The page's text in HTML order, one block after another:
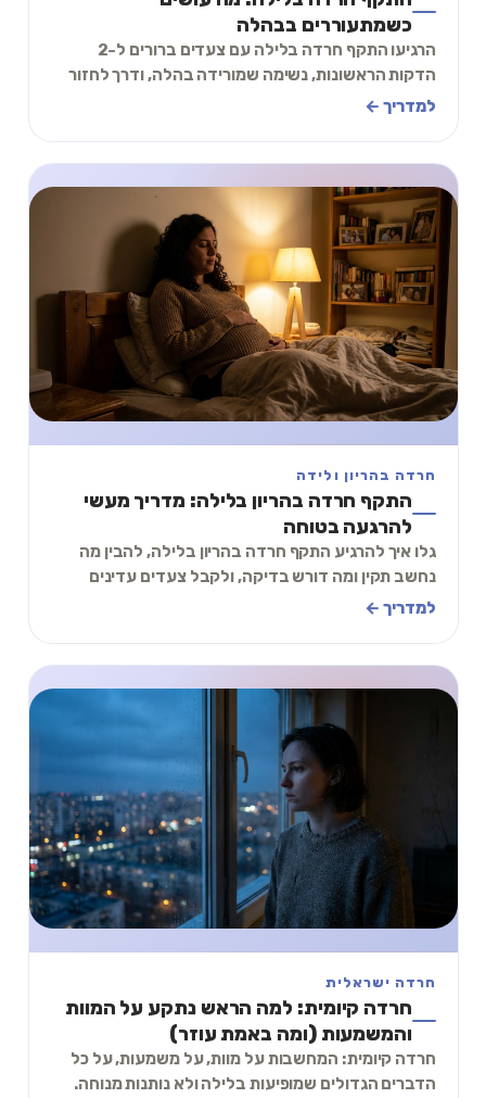
כשמתעוררים בבהלה
הרגיעו התקף חרדה בלילה עם צעדים ברורים ל-2
הדקות הראשונות, נשימה שמורידה בהלה, ודרך לחזור
לשינה בלי להדליק עוד סיבוב של פחד כבר הלילה.
למדריך ←
חרדה בהריון ולידה
התקף חרדה בהריון בלילה: מדריך מעשי
להרגעה בטוחה
גלו איך להרגיע התקף חרדה בהריון בלילה, להבין מה
נחשב תקין ומה דורש בדיקה, ולקבל צעדים עדינים
ובטוחים שיעזרו לכם לעבור את הלילה בשקט יותר.
למדריך ←
חרדה ישראלית
חרדה קיומית: למה הראש נתקע על המוות
והמשמעות (ומה באמת עוזר)
חרדה קיומית: המחשבות על מוות, על משמעות, על כל
הדברים הגדולים שמופיעות בלילה ולא נותנות מנוחה.